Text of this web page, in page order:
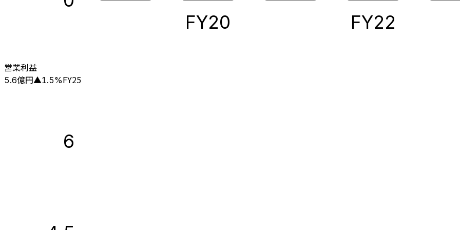
FY20 FY22
営業利益
5.6億円▲1.5%FY25
6